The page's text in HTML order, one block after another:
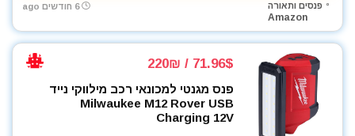
פנסים ותאורה
Amazon
6 חודשים ago
71.96$ / 220₪
פנס מגנטי למכונאי רכב מילווקי נייד
Milwaukee M12 Rover USB
Charging 12V